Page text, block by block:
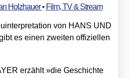
Holzhauer• Film, TV & Stream
von HANS UND
es einen zwei­ten offi­zi­el­len
erzählt »die Geschich­te